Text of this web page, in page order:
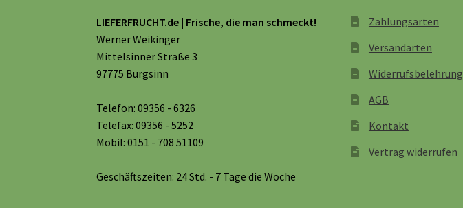
LIEFERFRUCHT.de | Frische, die man schmeckt!
Werner Weikinger
Mittelsinner Straße 3
97775 Burgsinn
Telefon: 09356 - 6326
Telefax: 09356 - 5252
Mobil: 0151 - 708 51109
Geschäftszeiten: 24 Std. - 7 Tage die Woche
Zahlungsarten
Versandarten
Widerrufsbelehrung
AGB
Kontakt
Vertrag widerrufen